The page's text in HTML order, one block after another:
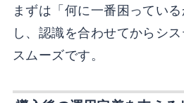
まずは「何に一番困ってい
し、認識を合わせてからシ
スムーズです。